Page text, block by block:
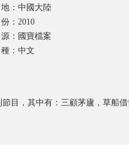
地：中國大陸
：2010
源：國寶檔案
：中文
目，其中有：三顧茅廬，草船